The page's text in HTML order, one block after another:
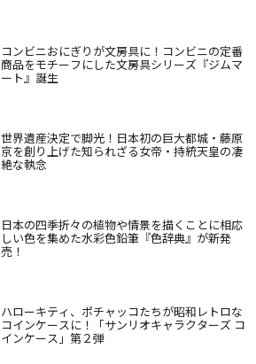
コンビニおにぎりが文房具に！コンビニの定番
商品をモチーフにした文房具シリーズ『ジムマ
ート』誕生
世界遺産決定で脚光！日本初の巨大都城・藤原
京を創り上げた知られざる女帝・持統天皇の凄
絶な執念
日本の四季折々の植物や情景を描くことに相応
しい色を集めた水彩色鉛筆『色辞典』が新発
売！
ハローキティ、ポチャッコたちが昭和レトロな
コインケースに！「サンリオキャラクターズ コ
インケース」第２弾